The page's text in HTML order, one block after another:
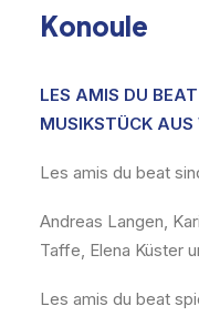
Konoule
LES AMIS DU
MUSIKSTÜCK AUS
Les amis du beat
Andreas Langen,
Taffe, Elena Küster
Les amis du beat